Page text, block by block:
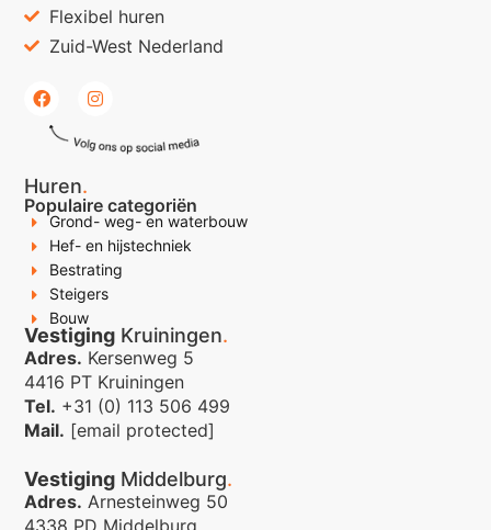
Flexibel huren
Zuid-West Nederland
Huren.
Populaire categoriën
Grond- weg- en waterbouw
Hef- en hijstechniek
Bestrating
Steigers
Bouw
Vestiging Kruiningen.
Adres. Kersenweg 5
4416 PT Kruiningen
Tel. +31 (0) 113 506 499
Mail. [email protected]
Vestiging Middelburg.
Adres. Arnesteinweg 50